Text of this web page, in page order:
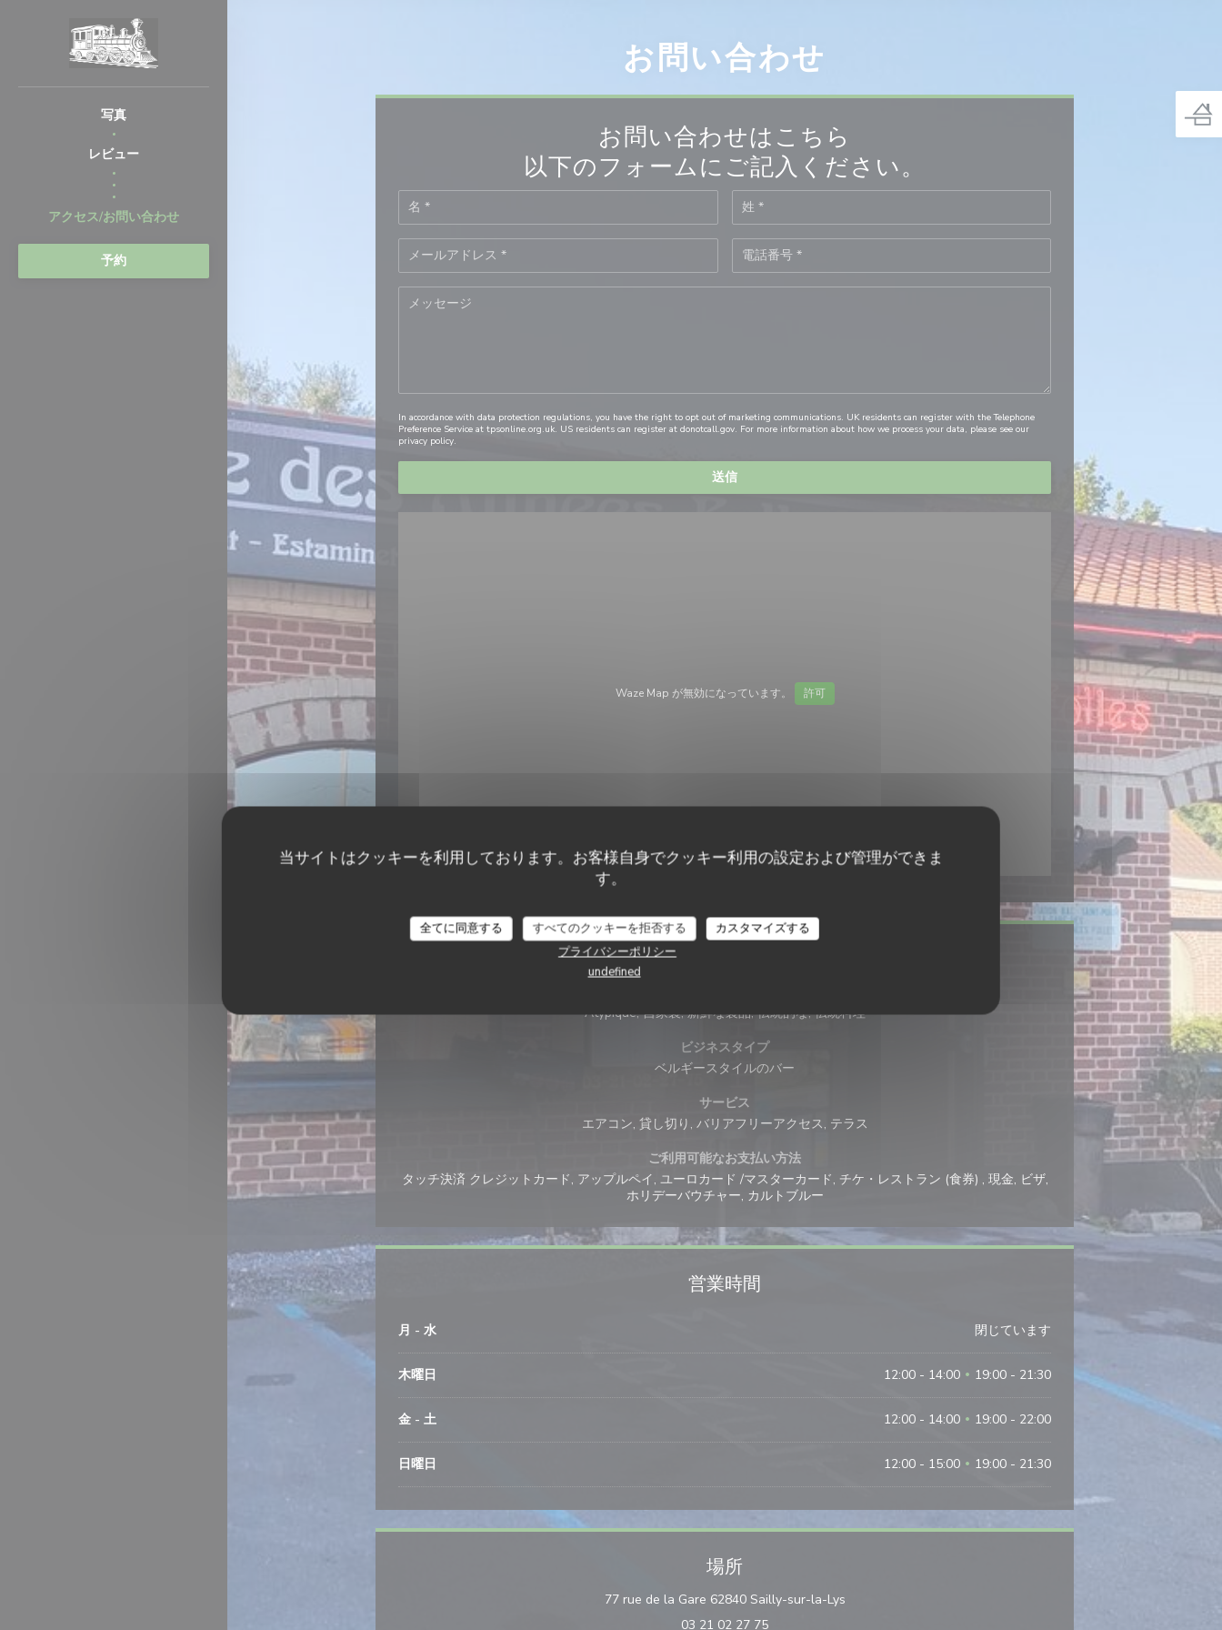
当サイトはクッキーを利用しております。お客様自身でクッキー利用の設定および管理ができま
す。
全てに同意する すべてのクッキーを拒否する
カスタマイズする
プライバシーポリシー
undefined
写真
レビュー
((新しいウィンドウで開きます))
((新しいウィンドウで開きます))
アクセス/お問い合わせ
予約
お問い合わせ
お問い合わせはこちら
以下のフォームにご記入ください。
In accordance with data protection regulations, you have the right to opt out of marketing communications. UK residents can register with the Telephone
Preference Service at tpsonline.org.uk. US residents can register at donotcall.gov. For more information about how we process your data, please see our
privacy policy.
Waze Map が無効になっています。 許可
Atypique, 自家製, 新鮮な製品, 伝統的な, 伝統料理
ビジネスタイプ
ベルギースタイルのバー
サービス
エアコン, 貸し切り, バリアフリーアクセス, テラス
ご利用可能なお支払い方法
タッチ決済 クレジットカード, アップルペイ, ユーロカード /マスターカード, チケ・レストラン (食券) , 現金, ビザ,
ホリデーバウチャー, カルトブルー
営業時間
月 - 水 閉じています
木曜日 12:00 - 14:00 • 19:00 - 21:30
金 - 土 12:00 - 14:00 • 19:00 - 22:00
日曜日 12:00 - 15:00 • 19:00 - 21:30
場所
77 rue de la Gare 62840 Sailly-sur-la-Lys((新しいウィンドウで開きます))
03 21 02 27 75